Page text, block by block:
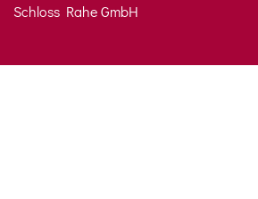
Schloss Rahe GmbH